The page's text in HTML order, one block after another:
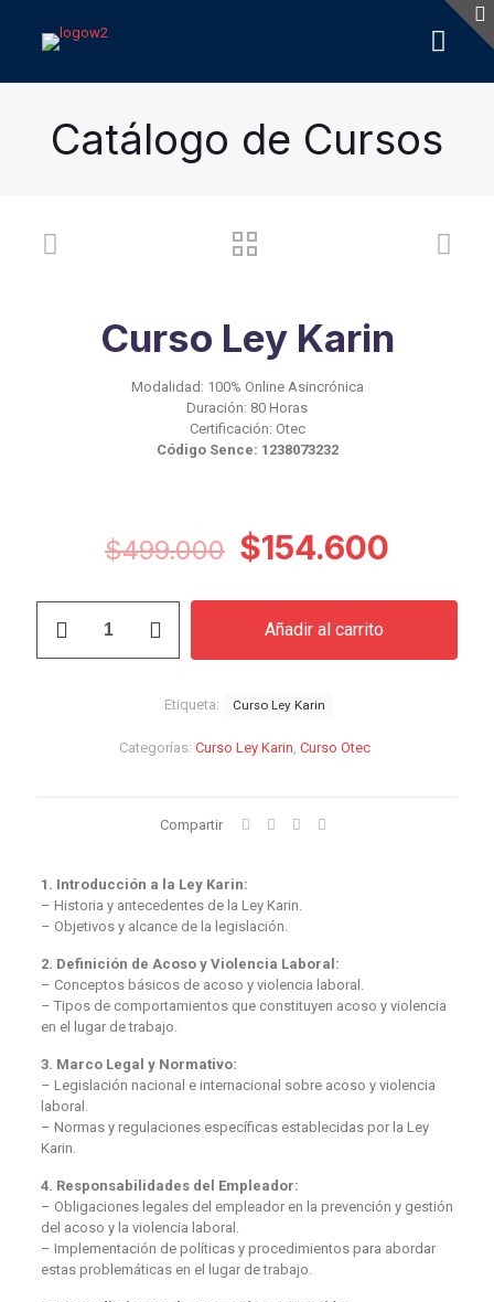
Catálogo de Cursos
Curso Ley Karin
Modalidad: 100% Online Asincrónica
Duración: 80 Horas
Certificación: Otec
Código Sence: 1238073232
$499.000 El
original
era:
$154.600
actual
Añadir al carrito
Categorías: Curso Ley Karin, Curso Otec
Etiqueta: Curso Ley Karin
Compartir
1. Introducción a la Ley Karin:
– Historia y antecedentes de la Ley Karin.
– Objetivos y alcance de la legislación.
2. Definición de Acoso y Violencia Laboral:
– Conceptos básicos de acoso y violencia laboral.
– Tipos de comportamientos que constituyen acoso y violencia
en el lugar de trabajo.
3. Marco Legal y Normativo:
– Legislación nacional e internacional sobre acoso y violencia
laboral.
– Normas y regulaciones específicas establecidas por la Ley
Karin.
4. Responsabilidades del Empleador:
– Obligaciones legales del empleador en la prevención y gestión
del acoso y la violencia laboral.
– Implementación de políticas y procedimientos para abordar
estas problemáticas en el lugar de trabajo.